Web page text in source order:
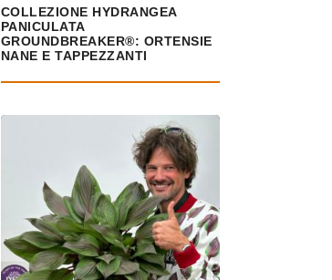
COLLEZIONE HYDRANGEA
PANICULATA
GROUNDBREAKER®: ORTENSIE
NANE E TAPPEZZANTI